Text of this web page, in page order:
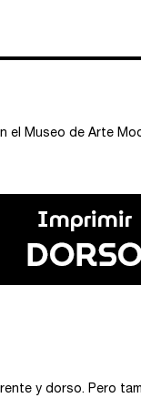
Museo de Arte
y dorso. Pero